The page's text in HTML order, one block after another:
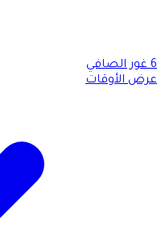
6 غور الصافي
عرض الأوقات